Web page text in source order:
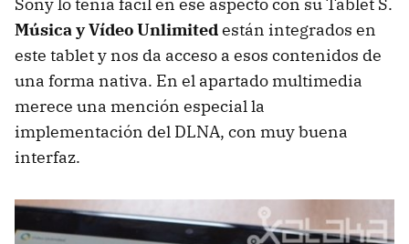
Música y Vídeo Unlimitedestán integrados en
este tablet y nos da acceso a esos contenidos de
una forma nativa. En el apartado multimedia
merece una mención especial la
implementación del DLNA, con muy buena
interfaz.